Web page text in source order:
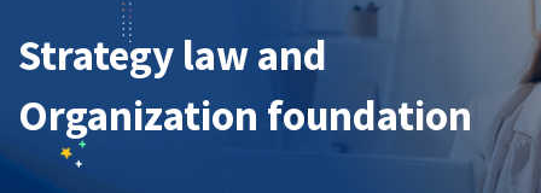
Strategy law and
Organization foundation